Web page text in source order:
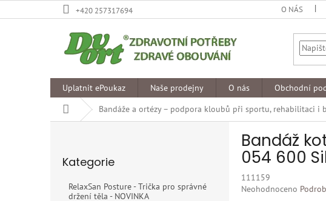
na
+420 257317694 O NÁS
Uplatnit ePoukaz Naše prodejny O nás Obchodní
Domů
Bandáže a ortézy – podpora kloubů při sportu, rehabilitaci i
kategorie
Kategorie
RelaxSan Posture - Trička pro správné
držení těla - NOVINKA
Bandáž
054 600
111159
Průměrné
Neohodnoceno